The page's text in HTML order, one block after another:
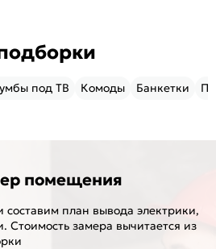
под ТВ Комоды Банкетки
помещения
план вывода электрики,
Стоимость замера вычитается из